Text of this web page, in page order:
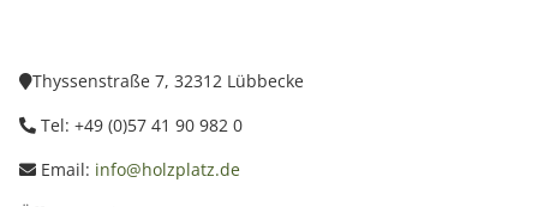
Thyssenstraße 7, 32312 Lübbecke
Tel: +49 (0)57 41 90 982 0
Email: info@holzplatz.de